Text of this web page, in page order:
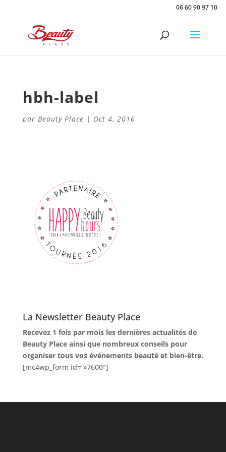
06 60 90 97 10
hbh-label
par Beauty Place | Oct 4, 2016
La Newsletter Beauty Place
Recevez 1 fois par mois les dernières actualités de
Beauty Place ainsi que nombreux conseils pour
organiser tous vos événements beauté et bien-être.
[mc4wp_form id= »7600″]